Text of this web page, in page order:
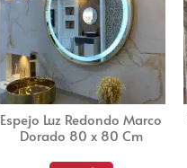
Espejo Luz Redondo Marco
Dorado 80 x 80 Cm